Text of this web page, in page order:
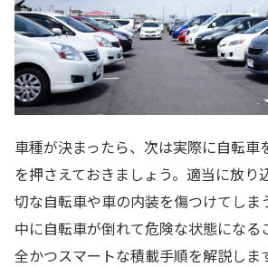
車種が決まったら、次は実際に自転車
を押さえておきましょう。適当に放り
切な自転車や車の内装を傷つけてしま
中に自転車が倒れて危険な状態になる
全かつスマートな積載手順を解説しま